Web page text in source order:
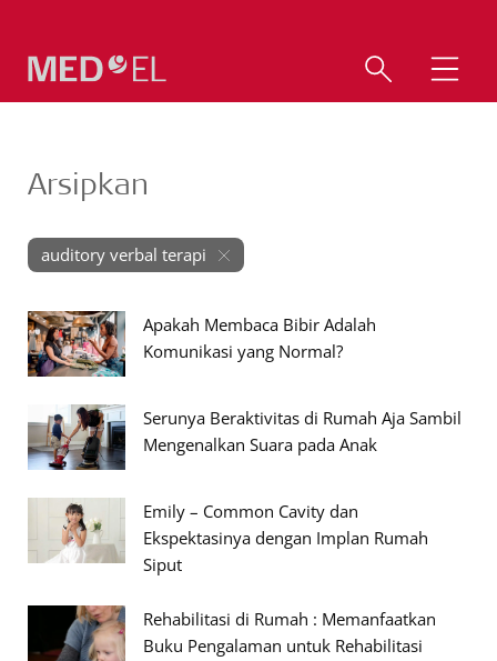
Arsipkan
auditory verbal terapi
Apakah Membaca Bibir Adalah
Komunikasi yang Normal?
Serunya Beraktivitas di Rumah Aja Sambil
Mengenalkan Suara pada Anak
Emily – Common Cavity dan
Ekspektasinya dengan Implan Rumah
Siput
Rehabilitasi di Rumah : Memanfaatkan
Buku Pengalaman untuk Rehabilitasi